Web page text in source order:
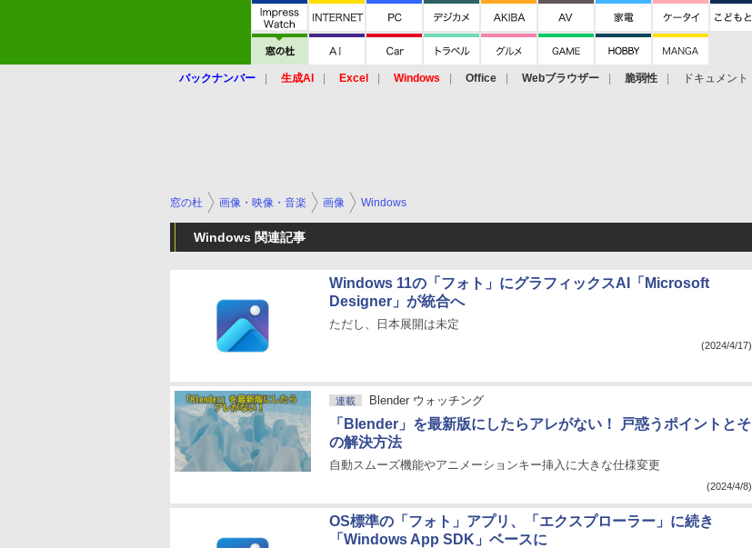
バックナンバー 生成AI Excel Windows Office Webブラウザー 脆弱性 ドキュメント
窓の杜 画像・映像・音楽 画像 Windows
Windows 関連記事
Windows 11の「フォト」にグラフィックスAI「Microsoft
Designer」が統合へ
ただし、日本展開は未定
(2024/4/17)
連載 Blender ウォッチング
「Blender」を最新版にしたらアレがない！ 戸惑うポイントとそ
の解決方法
自動スムーズ機能やアニメーションキー挿入に大きな仕様変更
(2024/4/8)
OS標準の「フォト」アプリ、「エクスプローラー」に続き
「Windows App SDK」ベースに